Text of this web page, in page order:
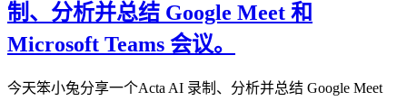
制、分析并总结 Google Meet 和
Microsoft Teams 会议。
今天笨小兔分享一个Acta AI 录制、分析并总结 Google Meet